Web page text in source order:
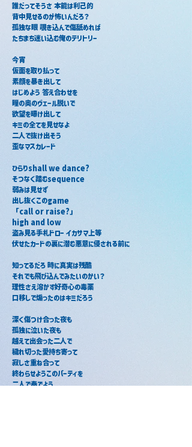
誰だってそうさ 本能は利己的
背中見せるのが怖いんだろ？
孤独な眼 覗き込んで傷舐めれば
たちまち迷い込む俺のテリトリー
今宵
仮面を取り払って
素顔を暴き出して
はじめよう 答え合わせを
瞳の奥のヴェール脱いで
欲望を曝け出して
キミの全てを見せなよ
二人で抜け出そう
歪なマスカレード
ひらりshall we dance?
そつなく踏むsequence
弱みは見せず
出し抜くこのgame
「call or raise?」
high and low
盗み見る手札ドロー イカサマ上等
伏せたカードの裏に潜む悪意に侵される前に
知ってるだろ 時に真実は残酷
それでも飛び込んでみたいのかい？
理性さえ溶かす好奇心の毒薬
口移しで煽ったのはキミだろう
深く傷つけ合った夜も
孤独に泣いた夜も
越えて出会った二人で
穢れ切った愛持ち寄って
寂しさ重ね合って
終わらせようこのパーティを
二人で奏でよう